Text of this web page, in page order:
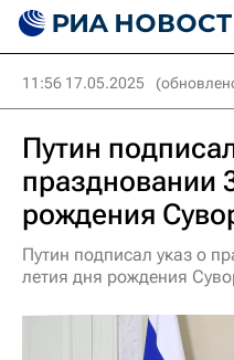
11:56 17.05.2025
Путин
праздновании
рождения
Путин подписал указ о
летия дня рождения